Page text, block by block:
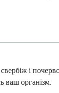
і
ваш організм.